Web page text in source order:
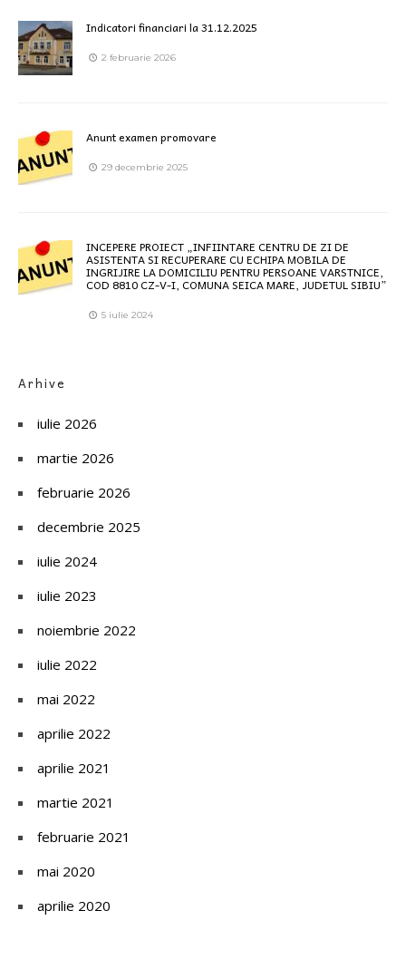
Indicatori financiari la 31.12.2025
2 februarie 2026
Anunt examen promovare
29 decembrie 2025
INCEPERE PROIECT „INFIINTARE CENTRU DE ZI DE
ASISTENTA SI RECUPERARE CU ECHIPA MOBILA DE
INGRIJIRE LA DOMICILIU PENTRU PERSOANE VARSTNICE,
COD 8810 CZ-V-I, COMUNA SEICA MARE, JUDETUL SIBIU”
5 iulie 2024
Arhive
iulie 2026
martie 2026
februarie 2026
decembrie 2025
iulie 2024
iulie 2023
noiembrie 2022
iulie 2022
mai 2022
aprilie 2022
aprilie 2021
martie 2021
februarie 2021
mai 2020
aprilie 2020